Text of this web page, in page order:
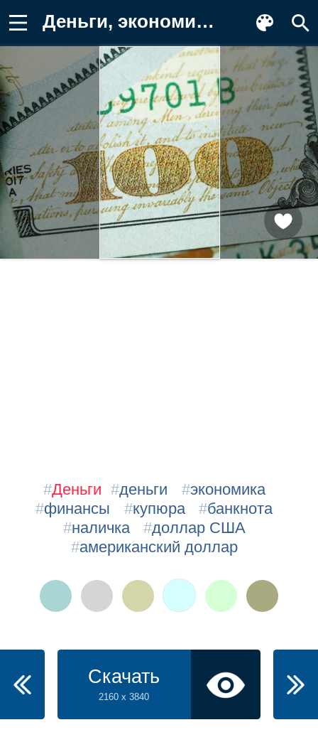
Деньги, экономика, финансы, купюра Картинка на телефон
#Деньги #деньги #экономика
#финансы #купюра #банкнота
#наличка #доллар США
#американский доллар
Скачать
2160 x 3840